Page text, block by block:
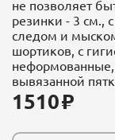
не позволяет
резинки - 3 см.,
следом и
шортиков, с
неформованные,
вывязанной
1510